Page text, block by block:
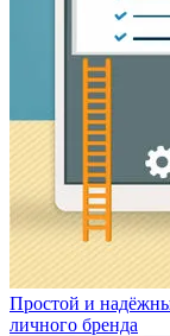
Простой и
личного бренда